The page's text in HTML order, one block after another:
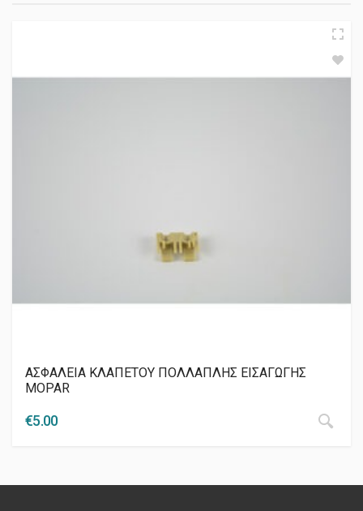
ΑΣΦΑΛΕΙΑ ΚΛΑΠΕΤΟΥ ΠΟΛΛΑΠΛΗΣ ΕΙΣΑΓΩΓΗΣ
MOPAR
€5.00